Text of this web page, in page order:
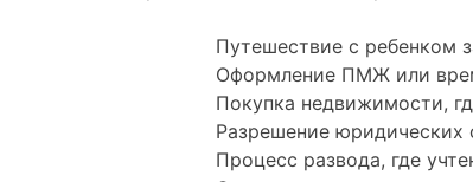
Путешествие с ребенком
Оформление ПМЖ или
Покупка недвижимости,
Разрешение юридических
Процесс развода, где